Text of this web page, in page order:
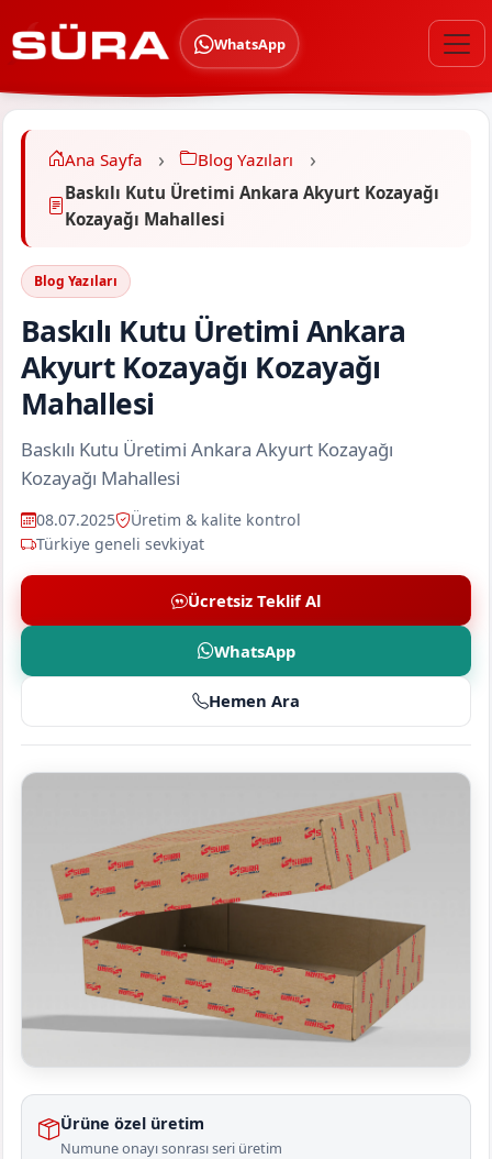
WhatsApp
Ana Sayfa
Blog Yazıları
Baskılı Kutu Üretimi Ankara Akyurt Kozayağı
Kozayağı Mahallesi
Blog Yazıları
Baskılı Kutu Üretimi Ankara
Akyurt Kozayağı Kozayağı
Mahallesi
Baskılı Kutu Üretimi Ankara Akyurt Kozayağı
Kozayağı Mahallesi
08.07.2025
Üretim & kalite kontrol
Türkiye geneli sevkiyat
Ücretsiz Teklif Al
WhatsApp
Hemen Ara
Ürüne özel üretim
Numune onayı sonrası seri üretim